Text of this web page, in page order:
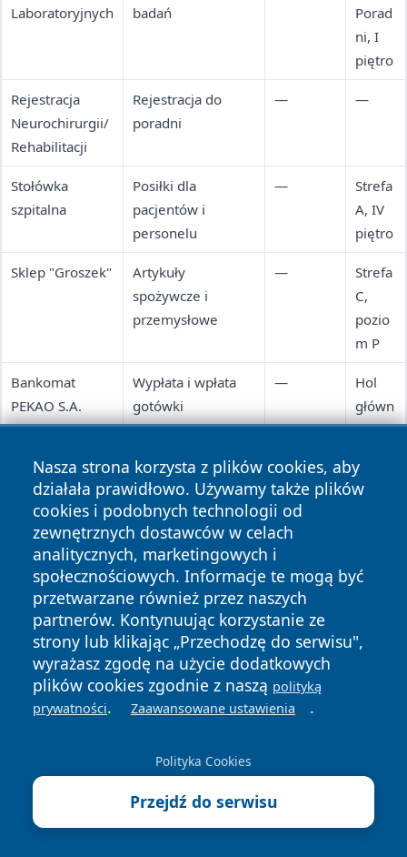
Laboratoryjnych
badań
Porad
ni, I
piętro
Rejestracja
Neurochirurgii/
Rehabilitacji
Rejestracja do
poradni
— —
Stołówka
szpitalna
Posiłki dla
pacjentów i
personelu
—
Strefa
A, IV
piętro
Sklep "Groszek"
Artykuły
spożywcze i
przemysłowe
—
Strefa
C,
pozio
m P
Bankomat
PEKAO S.A.
Wypłata i wpłata
gotówki
—
Hol
główn
y,
B, I
piętro
Filia Biblioteki
Miejskiej
Wypożyczanie
książek, czytelnia
81 72 44
137
główn
niski
Kaplica
Szpitalna
Msze święte,
posługa
—
ym a
Nasza strona korzysta z plików cookies, aby
działała prawidłowo. Używamy także plików
cookies i podobnych technologii od
zewnętrznych dostawców w celach
analitycznych, marketingowych i
społecznościowych. Informacje te mogą być
przetwarzane również przez naszych
partnerów. Kontynuując korzystanie ze
strony lub klikając „Przechodzę do serwisu",
wyrażasz zgodę na użycie dodatkowych
plików cookies zgodnie z naszą polityką
prywatności. Zaawansowane ustawienia .
Polityka Cookies
Przejdź do serwisu